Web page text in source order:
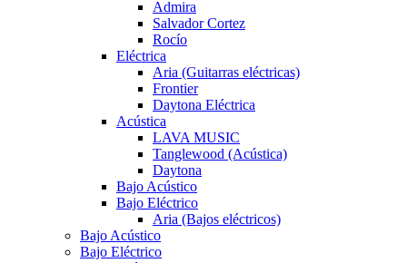
Admira
Salvador Cortez
Rocío
Eléctrica
Aria (Guitarras eléctricas)
Frontier
Daytona Eléctrica
Acústica
LAVA MUSIC
Tanglewood (Acústica)
Daytona
Bajo Acústico
Bajo Eléctrico
Aria (Bajos eléctricos)
Bajo Acústico
Bajo Eléctrico